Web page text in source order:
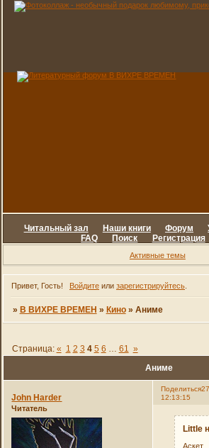
Читальный зал Наши книги Форум
FAQ
Поиск Регистрация
Активные темы
Привет, Гость! Войдитеили зарегистрируйтесь.
» В ВИХРЕ ВРЕМЕН » Кино » Аниме
Аниме
Страница: « 1 2 3 4 5 6 … 61 »
Поделиться
12:13:15
John Harder
Читатель
Little
Аскет